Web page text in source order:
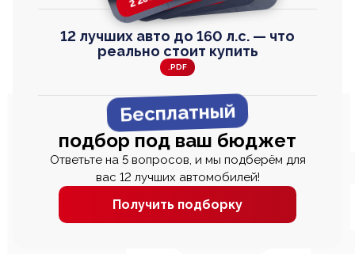
12 лучших авто до 160 л.с. — что
реально стоит купить
.PDF
Бесплатный
подбор под ваш бюджет
Ответьте на 5 вопросов, и мы подберём для
вас 12 лучших автомобилей!
Получить подборку